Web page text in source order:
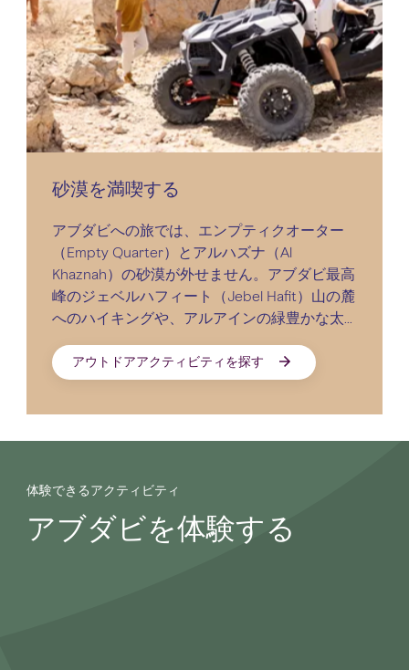
砂漠
砂漠を満喫する
アブダビへの旅では、エンプティクオーター
（Empty Quarter）とアルハズナ（Al
Khaznah）の砂漠が外せません。アブダビ最高
峰のジェベルハフィート（Jebel Hafit）山の麓
へのハイキングや、アルアインの緑豊かな太
アウトドアアクティビティを探す
体験できるアクティビティ
アブダビを体験する